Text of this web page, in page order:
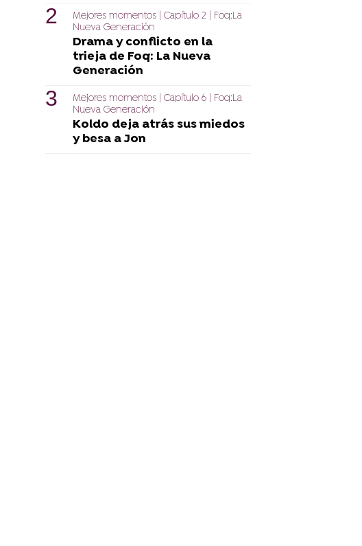
Mejores momentos | Capítulo 2 | Foq:La
Nueva Generación
Drama y conflicto en la
trieja de Foq: La Nueva
Generación
Mejores momentos | Capítulo 6 | Foq:La
Nueva Generación
Koldo deja atrás sus miedos
y besa a Jon